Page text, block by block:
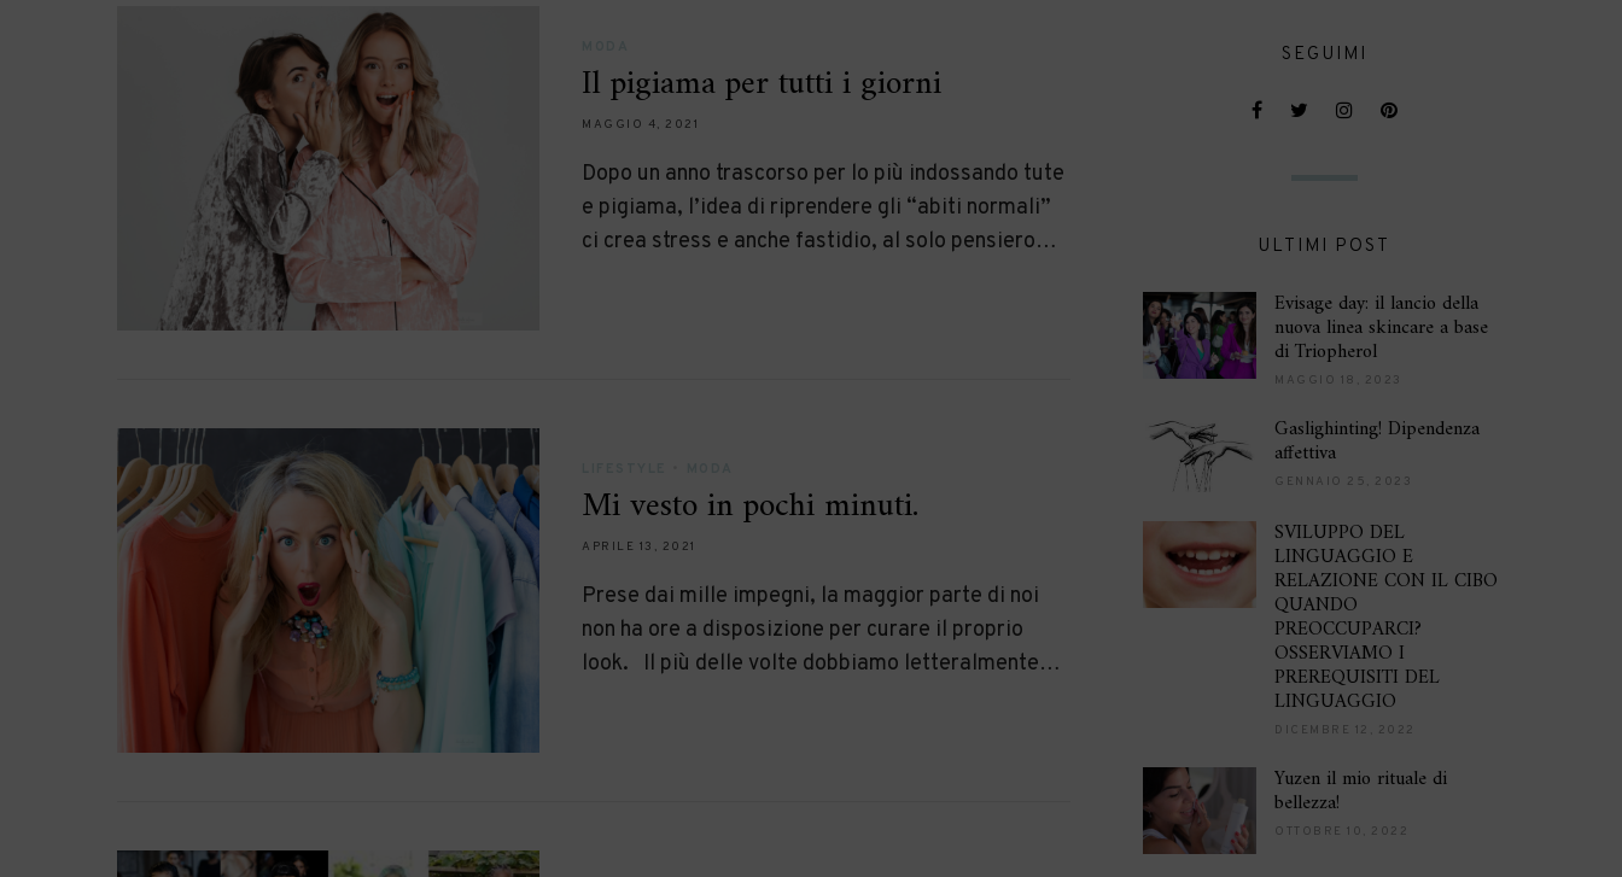
Il pigiama per tutti i giorni
MAGGIO 4, 2021
Dopo un anno trascorso per lo più indossando tute
e pigiama, l’idea di riprendere gli “abiti normali”
ci crea stress e anche fastidio, al solo pensiero…
Mi vesto in pochi minuti.
APRILE 13, 2021
Prese dai mille impegni, la maggior parte di noi
non ha ore a disposizione per curare il proprio
look. Il più delle volte dobbiamo letteralmente…
SEGUIMI
ULTIMI POST
Evisage day: il lancio della
nuova linea skincare a base
di Triopherol
MAGGIO 18, 2023
Gaslighinting! Dipendenza
affettiva
GENNAIO 25, 2023
SVILUPPO DEL
LINGUAGGIO E
RELAZIONE CON IL CIBO
QUANDO
PREOCCUPARCI?
OSSERVIAMO I
PREREQUISITI DEL
LINGUAGGIO
DICEMBRE 12, 2022
Yuzen il mio rituale di
bellezza!
OTTOBRE 10, 2022